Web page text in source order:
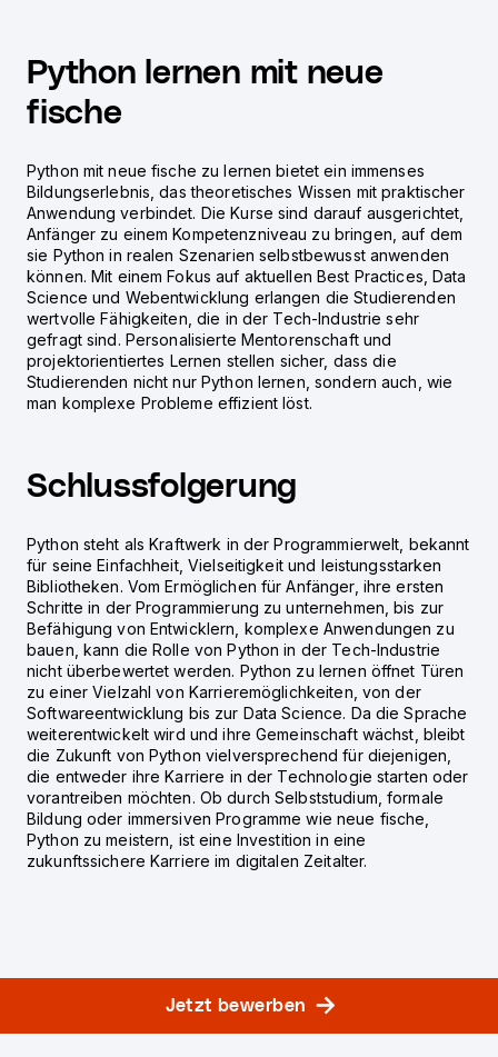
Python lernen mit neue
fische
Python mit neue fische zu lernen bietet ein immenses
Bildungserlebnis, das theoretisches Wissen mit praktischer
Anwendung verbindet. Die Kurse sind darauf ausgerichtet,
Anfänger zu einem Kompetenzniveau zu bringen, auf dem
sie Python in realen Szenarien selbstbewusst anwenden
können. Mit einem Fokus auf aktuellen Best Practices, Data
Science und Webentwicklung erlangen die Studierenden
wertvolle Fähigkeiten, die in der Tech-Industrie sehr
gefragt sind. Personalisierte Mentorenschaft und
projektorientiertes Lernen stellen sicher, dass die
Studierenden nicht nur Python lernen, sondern auch, wie
man komplexe Probleme effizient löst.
Schlussfolgerung
Python steht als Kraftwerk in der Programmierwelt, bekannt
für seine Einfachheit, Vielseitigkeit und leistungsstarken
Bibliotheken. Vom Ermöglichen für Anfänger, ihre ersten
Schritte in der Programmierung zu unternehmen, bis zur
Befähigung von Entwicklern, komplexe Anwendungen zu
bauen, kann die Rolle von Python in der Tech-Industrie
nicht überbewertet werden. Python zu lernen öffnet Türen
zu einer Vielzahl von Karrieremöglichkeiten, von der
Softwareentwicklung bis zur Data Science. Da die Sprache
weiterentwickelt wird und ihre Gemeinschaft wächst, bleibt
die Zukunft von Python vielversprechend für diejenigen,
die entweder ihre Karriere in der Technologie starten oder
vorantreiben möchten. Ob durch Selbststudium, formale
Bildung oder immersiven Programme wie neue fische,
Python zu meistern, ist eine Investition in eine
zukunftssichere Karriere im digitalen Zeitalter.
Jetzt bewerben